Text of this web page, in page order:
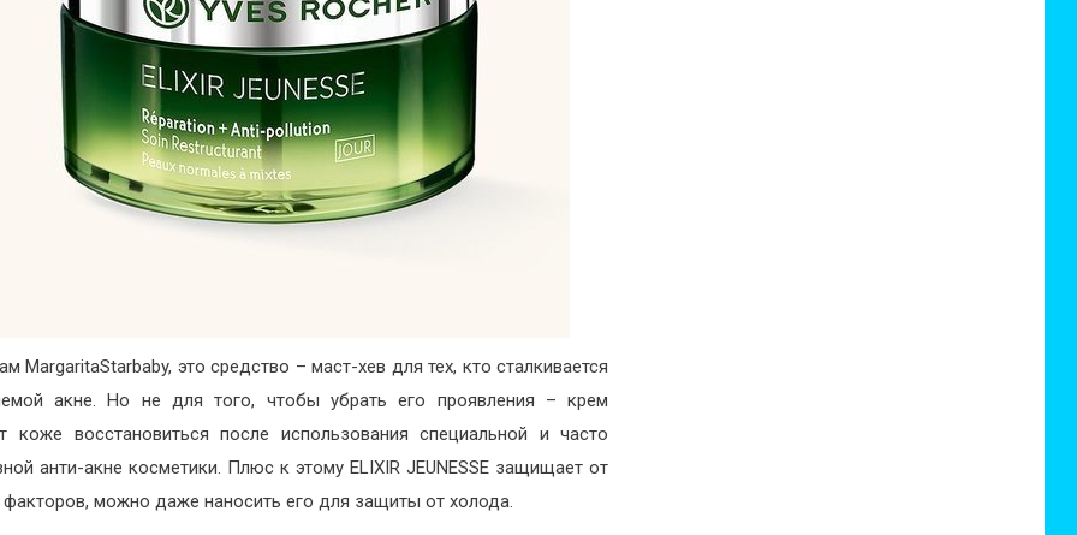
MargaritaStarbaby, это средство – маст-хев для тех, кто сталкивается
акне. Но не для того, чтобы убрать его проявления – крем
коже восстановиться после использования специальной и часто
анти-акне косметики. Плюс к этому ELIXIR JEUNESSE защищает от
факторов, можно даже наносить его для защиты от холода.